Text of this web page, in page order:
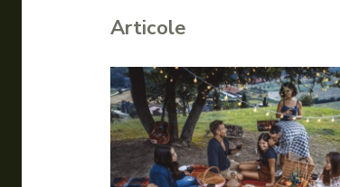
Patrimoniu
Produs Acasă
Articole